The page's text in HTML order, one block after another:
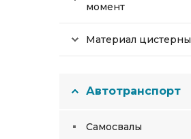
момент
Материал цистерны
Автотранспорт
Самосвалы